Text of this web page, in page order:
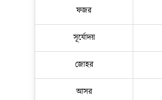
ফজর
সূর্যোদয়
জোহর
আসর